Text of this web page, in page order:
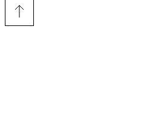
passende Shorts und Slips.